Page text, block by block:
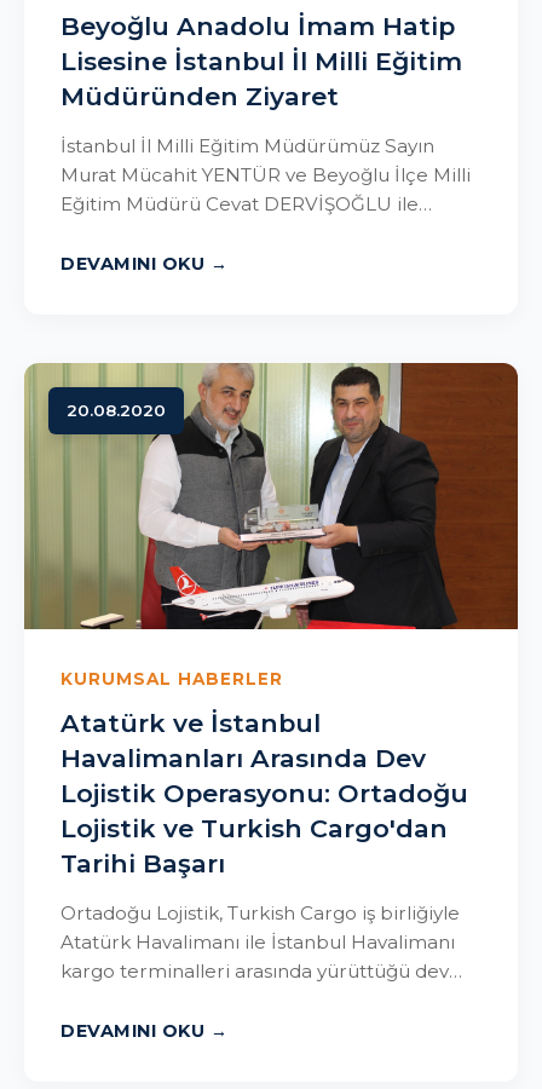
Beyoğlu Anadolu İmam Hatip
Lisesine İstanbul İl Milli Eğitim
Müdüründen Ziyaret
İstanbul İl Milli Eğitim Müdürümüz Sayın
Murat Mücahit YENTÜR ve Beyoğlu İlçe Milli
Eğitim Müdürü Cevat DERVİŞOĞLU ile
DEVAMINI OKU
20.08.2020
KURUMSAL HABERLER
Atatürk ve İstanbul
Havalimanları Arasında Dev
Lojistik Operasyonu: Ortadoğu
Lojistik ve Turkish Cargo'dan
Tarihi Başarı
Ortadoğu Lojistik, Turkish Cargo iş birliğiyle
Atatürk Havalimanı ile İstanbul Havalimanı
kargo terminalleri arasında yürüttüğü dev
DEVAMINI OKU